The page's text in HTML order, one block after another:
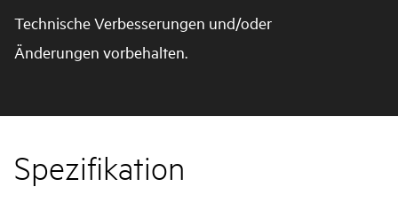
Technische Verbesserungen und/oder
Änderungen vorbehalten.
Spezifikation